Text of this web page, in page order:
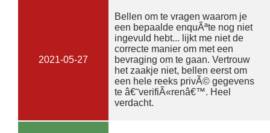
2021-05-27
Bellen om te vragen waarom je
een bepaalde enquÃªte nog niet
ingevuld hebt... lijkt me niet de
correcte manier om met een
bevraging om te gaan. Vertrouw
het zaakje niet, bellen eerst om
een hele reeks privÃ© gegevens
te â€˜verifiÃ«renâ€™. Heel
verdacht.